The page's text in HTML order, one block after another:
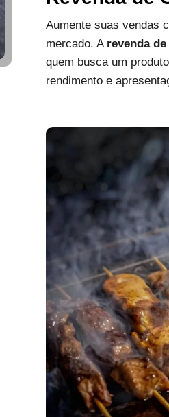
Aumente suas vendas
mercado. A revenda
quem busca um
rendimento e